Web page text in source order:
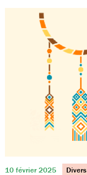
10 février 2025 Divers